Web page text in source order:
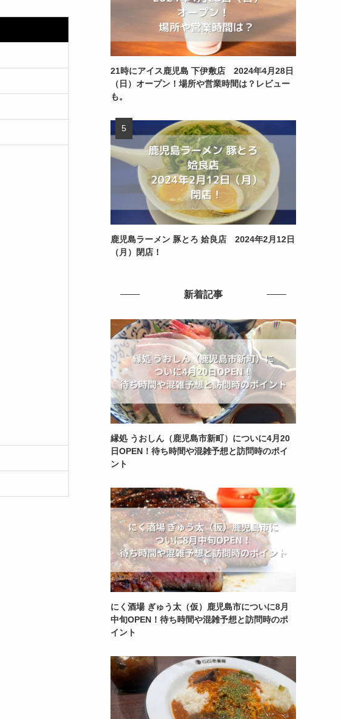
21時にアイス鹿児島 下伊敷店 2024年4月28日
（日）オープン！場所や営業時間は？レビュー
も。
鹿児島ラーメン 豚とろ 姶良店 2024年2月12日
（月）閉店！
新着記事
縁処 うおしん（鹿児島市新町）についに4月20
日OPEN！待ち時間や混雑予想と訪問時のポイ
ント
にく酒場 ぎゅう太（仮）鹿児島市についに8月
中旬OPEN！待ち時間や混雑予想と訪問時のポ
イント